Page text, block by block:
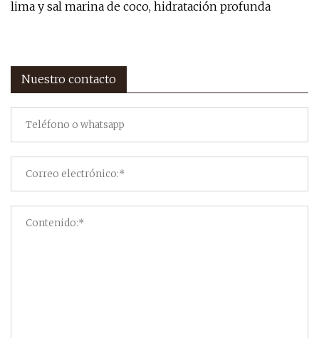
lima y sal marina de coco, hidratación profunda
Nuestro contacto